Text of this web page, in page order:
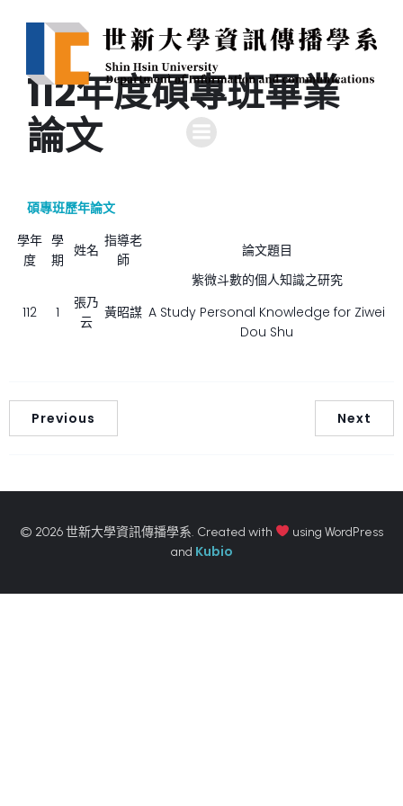
112年度碩專班畢業
論文
碩專班歷年論文
學年
度
學
期
姓名
指導老
師
論文題目
112 1
張乃
云
黃昭謀
紫微斗數的個人知識之研究
A Study Personal Knowledge for Ziwei
Dou Shu
Previous Next
© 2026 世新大學資訊傳播學系. Created with
using WordPress
and Kubio